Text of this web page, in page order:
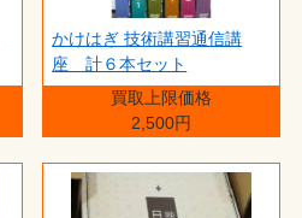
かけはぎ 技術講習通信講
座 計６本セット
買取上限価格
2,500円